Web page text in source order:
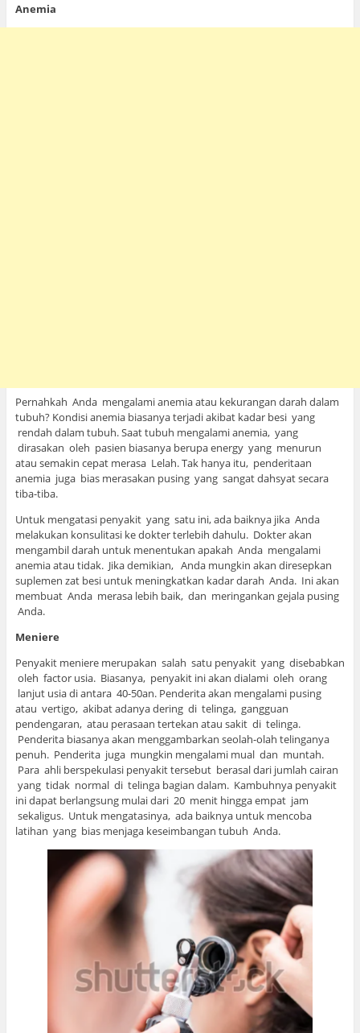
Anemia
Pernahkah Anda mengalami anemia atau kekurangan darah dalam
tubuh? Kondisi anemia biasanya terjadi akibat kadar besi yang
rendah dalam tubuh. Saat tubuh mengalami anemia, yang
dirasakan oleh pasien biasanya berupa energy yang menurun
atau semakin cepat merasa Lelah. Tak hanya itu, penderitaan
anemia juga bias merasakan pusing yang sangat dahsyat secara
tiba-tiba.
Untuk mengatasi penyakit yang satu ini, ada baiknya jika Anda
melakukan konsulitasi ke dokter terlebih dahulu. Dokter akan
mengambil darah untuk menentukan apakah Anda mengalami
anemia atau tidak. Jika demikian, Anda mungkin akan diresepkan
suplemen zat besi untuk meningkatkan kadar darah Anda. Ini akan
membuat Anda merasa lebih baik, dan meringankan gejala pusing
Anda.
Meniere
Penyakit meniere merupakan salah satu penyakit yang disebabkan
oleh factor usia. Biasanya, penyakit ini akan dialami oleh orang
lanjut usia di antara 40-50an. Penderita akan mengalami pusing
atau vertigo, akibat adanya dering di telinga, gangguan
pendengaran, atau perasaan tertekan atau sakit di telinga.
Penderita biasanya akan menggambarkan seolah-olah telinganya
penuh. Penderita juga mungkin mengalami mual dan muntah.
Para ahli berspekulasi penyakit tersebut berasal dari jumlah cairan
yang tidak normal di telinga bagian dalam. Kambuhnya penyakit
ini dapat berlangsung mulai dari 20 menit hingga empat jam
sekaligus. Untuk mengatasinya, ada baiknya untuk mencoba
latihan yang bias menjaga keseimbangan tubuh Anda.